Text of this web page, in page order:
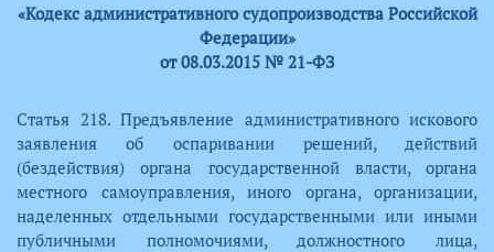
«Кодекс административного судопроизводства Российской
Федерации»
от 08.03.2015 № 21-ФЗ
Статья 218. Предъявление административного искового
заявления об оспаривании решений, действий
(бездействия) органа государственной власти, органа
местного самоуправления, иного органа, организации,
наделенных отдельными государственными или иными
публичными полномочиями, должностного лица,